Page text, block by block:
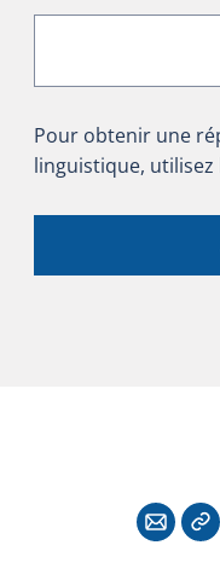
Pour obtenir une
linguistique,
Courriel